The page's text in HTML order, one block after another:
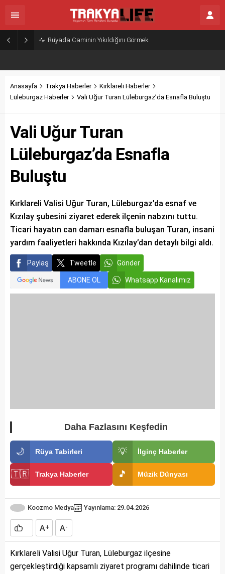
Rüyada Caminin Yıkıldığını Görmek
Anasayfa Trakya Haberler
Kırklareli Haberler
Lüleburgaz Haberler
Vali Uğur Turan Lüleburgaz’da Esnafla Buluştu
Vali Uğur Turan
Lüleburgaz’da Esnafla
Buluştu
Kırklareli Valisi Uğur Turan, Lüleburgaz’da esnaf ve
Kızılay şubesini ziyaret ederek ilçenin nabzını tuttu.
Ticari hayatın can damarı esnafla buluşan Turan, insani
yardım faaliyetleri hakkında Kızılay’dan detaylı bilgi aldı.
Paylaş Tweetle Gönder
ABONE OL Whatsapp Kanalımız
Daha Fazlasını Keşfedin
🌙 Rüya Tabirleri 💡 İlginç Haberler
🇹🇷 Trakya Haberler 🎵 Müzik Dünyası
Koozmo Medya Yayınlama: 29.04.2026
A+ A-
Kırklareli Valisi Uğur Turan, Lüleburgaz ilçesine
gerçekleştirdiği kapsamlı ziyaret programı dahilinde ticari